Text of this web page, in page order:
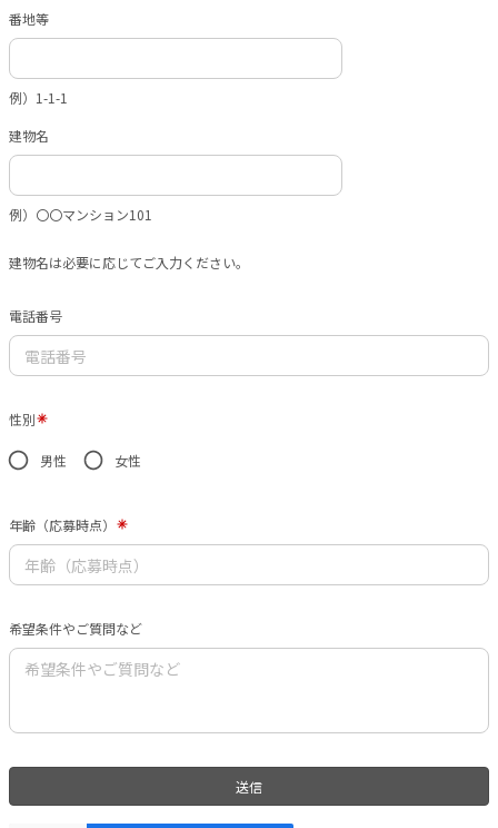
番地等
例）1-1-1
建物名
例）〇〇マンション101
建物名は必要に応じてご入力ください。
電話番号
性別
男性 女性
年齢（応募時点）
希望条件やご質問など
送信